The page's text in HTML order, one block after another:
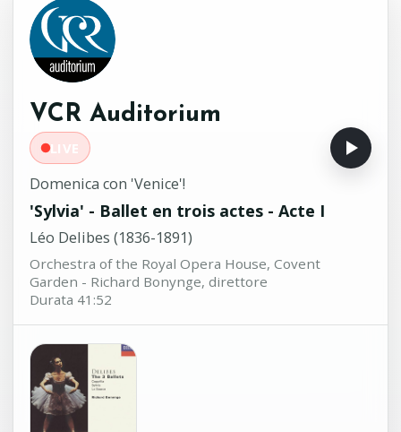
VCR Auditorium
LIVE
Domenica con 'Venice'!
'Sylvia' - Ballet en trois actes - Acte I
Léo Delibes (1836-1891)
Orchestra of the Royal Opera House, Covent
Garden ‏- Richard Bonynge, direttore
Durata 41:52